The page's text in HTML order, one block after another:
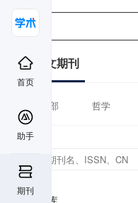
首页
助手
期刊
中文期刊
全部 哲学